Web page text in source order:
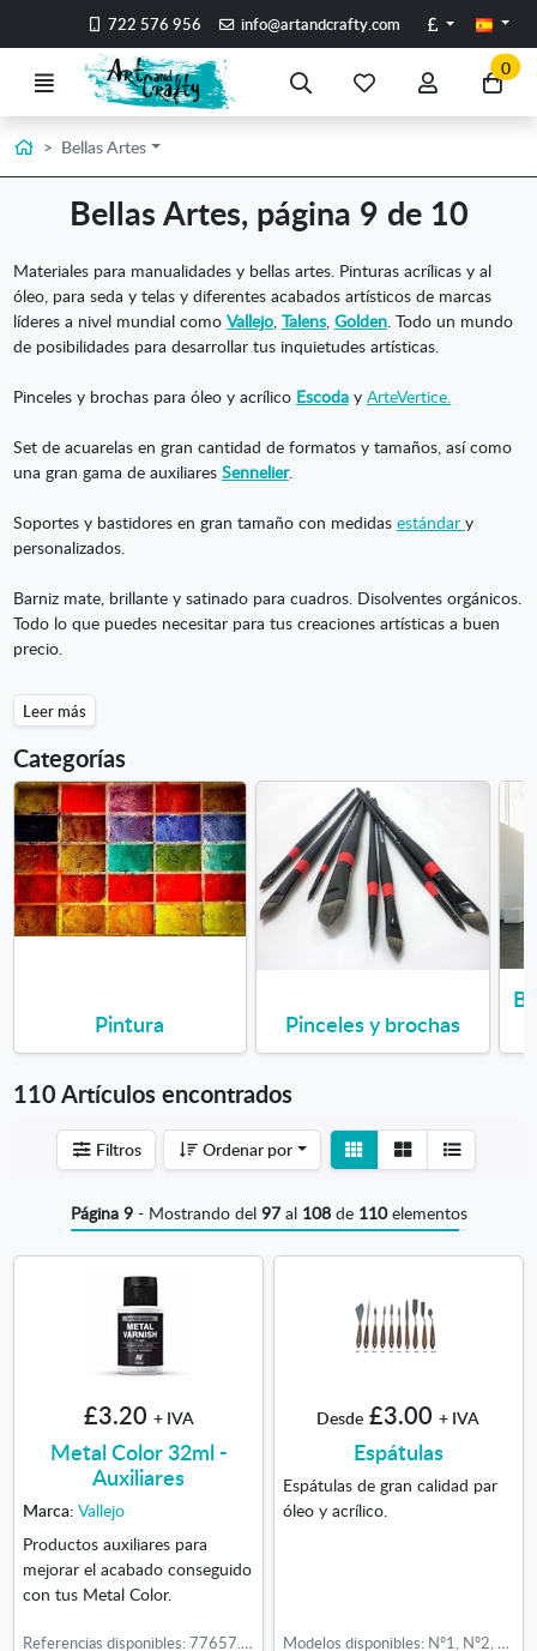
Ir al contenido principal de la página
722 576 956 info@artandcrafty.com Libras
Menú Búsqueda
artículoscuenta
Ir
a
0
InicioBellas Artes
Bellas Artes, página 9 de 10
Materiales para manualidades y bellas artes. Pinturas acrílicas y al
óleo, para seda y telas y diferentes acabados artísticos de marcas
líderes a nivel mundial como Vallejo, Talens, Golden. Todo un mundo
de posibilidades para desarrollar tus inquietudes artísticas.
Pinceles y brochas para óleo y acrílico Escoday ArteVertice.
Set de acuarelas en gran cantidad de formatos y tamaños, así como
una gran gama de auxiliares Sennelier.
Soportes y bastidores en gran tamaño con medidas estándar y
personalizados.
Barniz mate, brillante y satinado para cuadros. Disolventes orgánicos.
Todo lo que puedes necesitar para tus creaciones artísticas a buen
precio.
Leer más
Categorías
Pintura Pinceles y brochas
110 Artículos encontrados
Filtros Ordenar por
detalle
Ver
listado
Página 9- Mostrando del 97al 108de 110elementos
£3.20 + IVA
Metal Color 32ml -
Auxiliares
Marca: Vallejo
Productos auxiliares para
mejorar el acabado conseguido
con tus Metal Color.
Referencias disponibles: 77657. Barniz Metal Brillante, 77660. Imprimación Negro Brillo
Desde £3.00 + IVA
Espátulas
Espátulas de gran calidad par
óleo y acrílico.
Modelos disponibles: Nº1, Nº2, Nº3, Nº4, Nº5, Nº6, Nº8